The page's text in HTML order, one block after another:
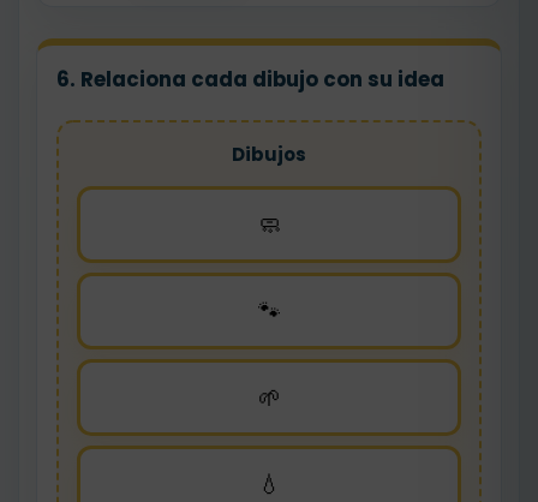
6. Relaciona cada dibujo con su idea
Dibujos
🧼
🐾
🌱
💧